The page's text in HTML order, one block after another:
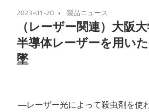
2023-01-20 製品ニュース
（レーザー関連）大阪
半導体レーザーを用い
墜
―レーザー光によって殺虫剤を使